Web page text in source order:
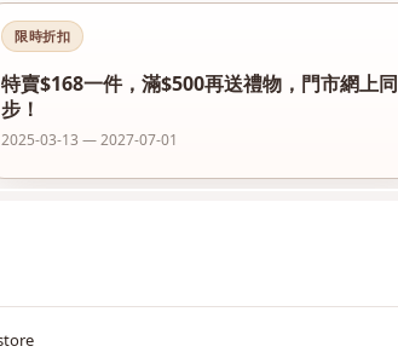
限時折扣
特賣$168一件，滿$500再送禮物，門市網上同
步！
2025-03-13 — 2027-07-01